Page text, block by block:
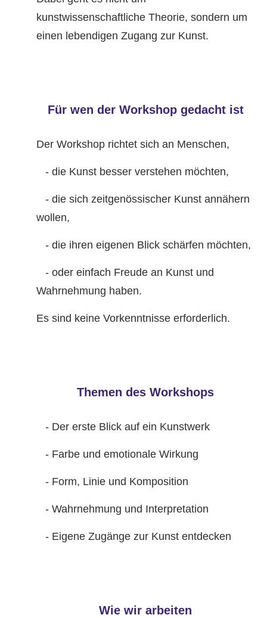
kunstwissenschaftliche Theorie, sondern um
einen lebendigen Zugang zur Kunst.
Für wen der Workshop gedacht ist
Der Workshop richtet sich an Menschen,
- die Kunst besser verstehen möchten,
- die sich zeitgenössischer Kunst annähern
wollen,
- die ihren eigenen Blick schärfen möchten,
- oder einfach Freude an Kunst und
Wahrnehmung haben.
Es sind keine Vorkenntnisse erforderlich.
Themen des Workshops
- Der erste Blick auf ein Kunstwerk
- Farbe und emotionale Wirkung
- Form, Linie und Komposition
- Wahrnehmung und Interpretation
- Eigene Zugänge zur Kunst entdecken
Wie wir arbeiten